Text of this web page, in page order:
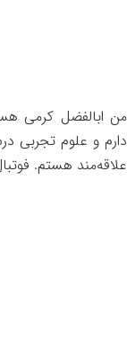
دارم و علوم تجربی
علاقه‌مند هستم.